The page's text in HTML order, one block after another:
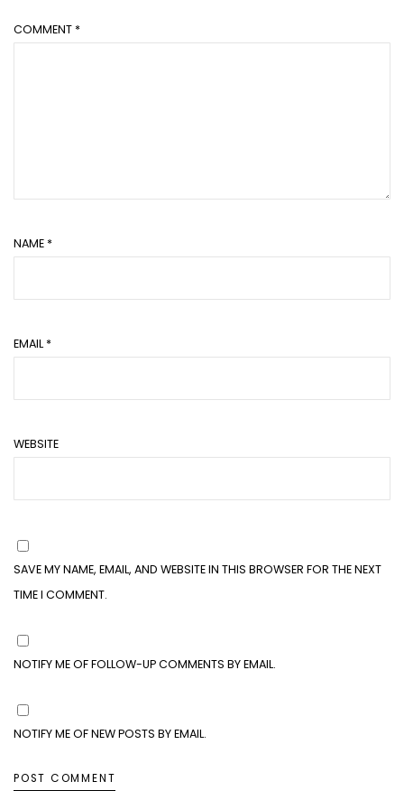
COMMENT *
NAME *
EMAIL *
WEBSITE
SAVE MY NAME, EMAIL, AND WEBSITE IN THIS BROWSER FOR THE NEXT
TIME I COMMENT.
NOTIFY ME OF FOLLOW-UP COMMENTS BY EMAIL.
NOTIFY ME OF NEW POSTS BY EMAIL.